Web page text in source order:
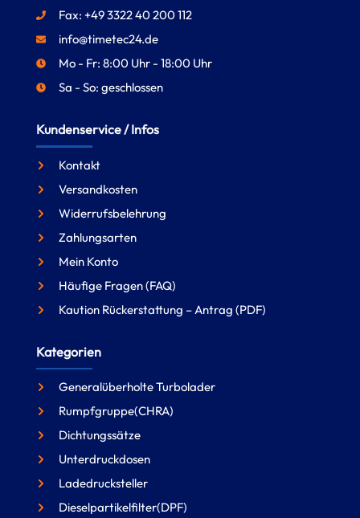
Fax: +49 3322 40 200 112
info@timetec24.de
Mo - Fr: 8:00 Uhr - 18:00 Uhr
Sa - So: geschlossen
Kundenservice / Infos
Kontakt
Versandkosten
Widerrufsbelehrung
Zahlungsarten
Mein Konto
Häufige Fragen (FAQ)
Kaution Rückerstattung – Antrag (PDF)
Kategorien
Generalüberholte Turbolader
Rumpfgruppe(CHRA)
Dichtungssätze
Unterdruckdosen
Ladedrucksteller
Dieselpartikelfilter(DPF)